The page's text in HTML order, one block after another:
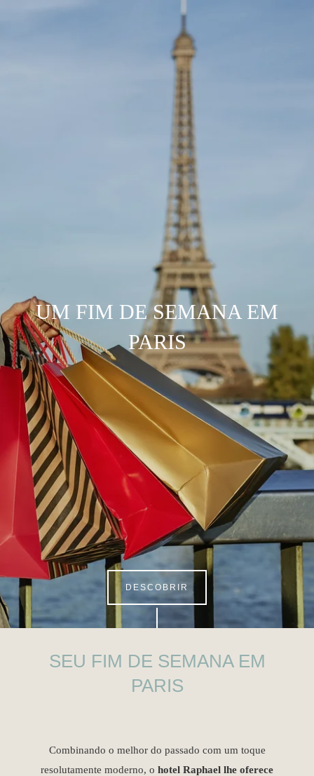
UM FIM DE SEMANA EM
PARIS
DESCOBRIR
SEU FIM DE SEMANA EM
PARIS
Combinando o melhor do passado com um toque
resolutamente moderno, o hotel Raphael lhe oferece